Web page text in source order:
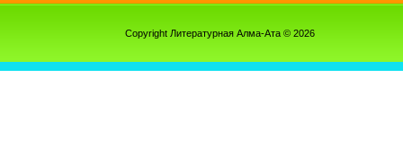
Copyright Литературная Алма-Ата © 2026